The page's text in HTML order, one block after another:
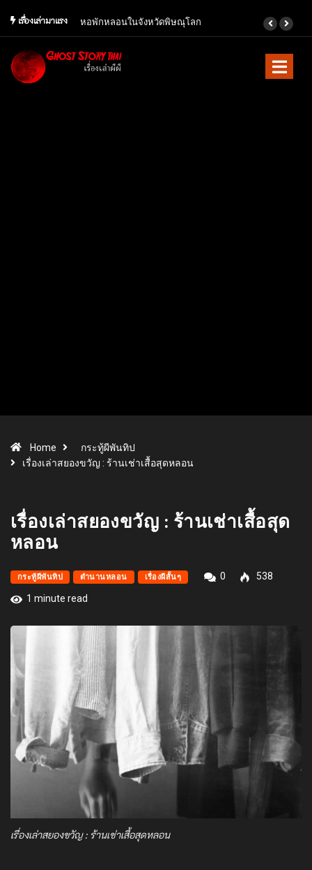
เรื่องเล่ามาแรง
อนในจังหวัดพิษณุโลกเจ้าสาวที่รอคอย เรื่องเล่าจาก
Home
กระทู้ผีพันทิป
เรื่องเล่าสยองขวัญ : ร้านเช่าเสื้อสุดหลอน
เรื่องเล่าสยองขวัญ : ร้านเช่าเสื้อสุด
หลอน
กระทู้ผีพันทิป ตำนานหลอน เรื่องผีสั้นๆ 0
538
1 minute read
เรื่องเล่าสยองขวัญ : ร้านเช่าเสื้อสุดหลอน